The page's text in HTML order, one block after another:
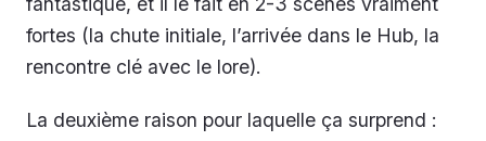
fortes (la chute initiale, l’arrivée dans le Hub, la
rencontre clé avec le lore).
La deuxième raison pour laquelle ça surprend :